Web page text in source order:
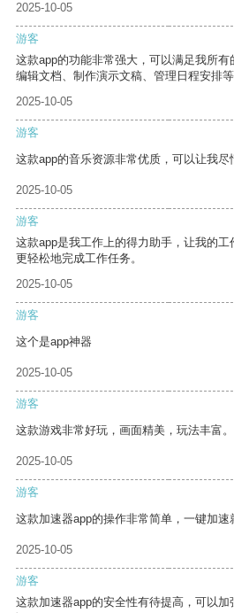
2025-10-05
游客
这款app的功能非常强大，可以满足我所
编辑文档、制作演示文稿、管理日程安排等
2025-10-05
游客
这款app的音乐资源非常优质，可以让我尽
2025-10-05
游客
这款app是我工作上的得力助手，让我的
更轻松地完成工作任务。
2025-10-05
游客
这个是app神器
2025-10-05
游客
这款游戏非常好玩，画面精美，玩法丰富。
2025-10-05
游客
这款加速器app的操作非常简单，一键加速
2025-10-05
游客
这款加速器app的安全性有待提高，可以